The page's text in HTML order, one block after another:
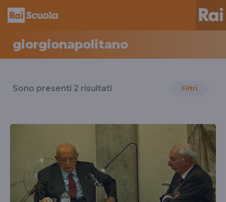
giorgionapolitano
il
giorgionapolitano
Sono presenti 2 risultati Filtri